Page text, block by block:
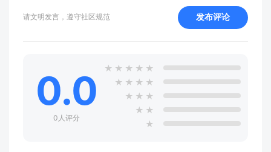
请文明发言，遵守社区规范 发布评论
0.0
0人评分
★ ★ ★ ★ ★
★ ★ ★ ★
★ ★ ★
★ ★
★